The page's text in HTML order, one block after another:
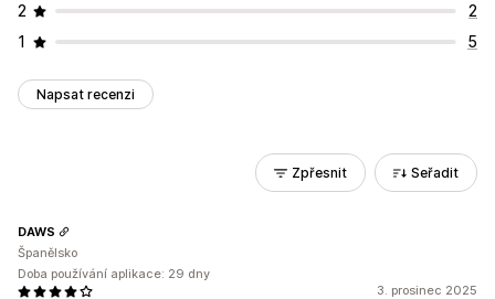
2
2
1
5
Napsat recenzi
Zpřesnit Seřadit
3. prosinec 2025
DAWS
Španělsko
Doba používání aplikace: 29 dny